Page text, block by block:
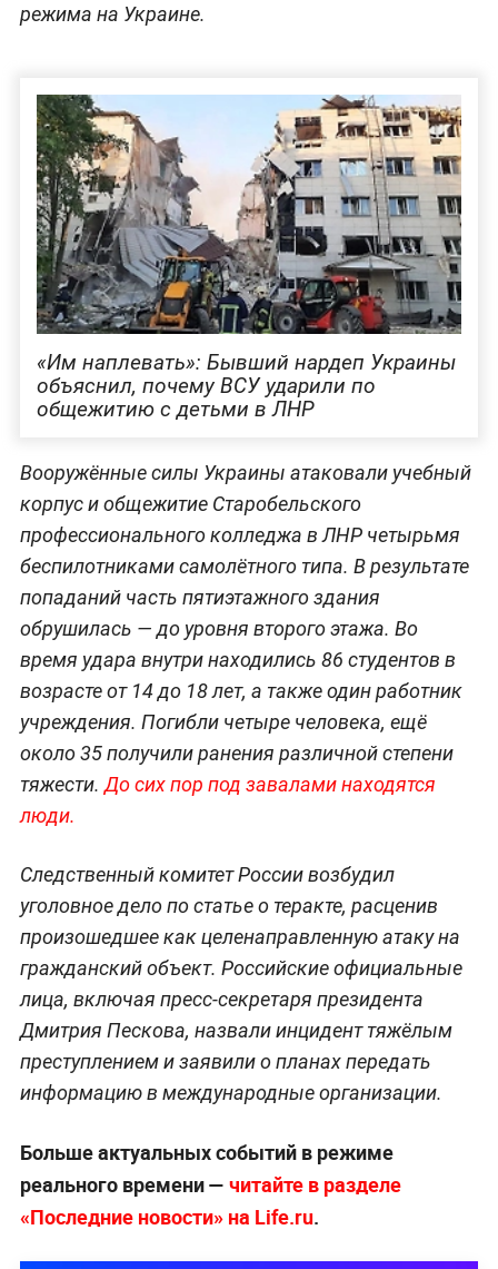
режима на Украине.
«Им наплевать»: Бывший нардеп Украины
объяснил, почему ВСУ ударили по
общежитию с детьми в ЛНР
Вооружённые силы Украины атаковали учебный
корпус и общежитие Старобельского
профессионального колледжа в ЛНР четырьмя
беспилотниками самолётного типа. В результате
попаданий часть пятиэтажного здания
обрушилась — до уровня второго этажа. Во
время удара внутри находились 86 студентов в
возрасте от 14 до 18 лет, а также один работник
учреждения. Погибли четыре человека, ещё
около 35 получили ранения различной степени
тяжести.До сих пор под завалами находятся
люди.
Следственный комитет России возбудил
уголовное дело по статье о теракте, расценив
произошедшее как целенаправленную атаку на
гражданский объект. Российские официальные
лица, включая пресс-секретаря президента
Дмитрия Пескова, назвали инцидент тяжёлым
преступлением и заявили о планах передать
информацию в международные организации.
Больше актуальных событий в режиме
реального времени — читайте в разделе
«Последние новости» на Life.ru.